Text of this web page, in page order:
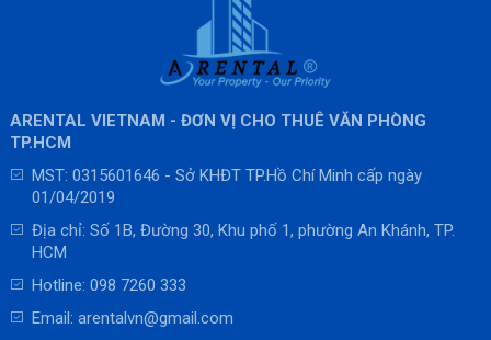
ARENTAL VIETNAM - ĐƠN VỊ CHO THUÊ VĂN PHÒNG
TP.HCM
MST: 0315601646 - Sở KHĐT TP.Hồ Chí Minh cấp ngày
01/04/2019
Địa chỉ: Số 1B, Đường 30, Khu phố 1, phường An Khánh, TP.
HCM
Hotline: 098 7260 333
Email: arentalvn@gmail.com